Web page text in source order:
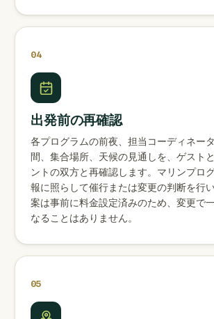
04
出発前の再確認
各プログラムの前夜、担当コーディネー
間、集合場所、天候の見通しを、ゲスト
ントの双方と再確認します。マリンプロ
報に照らして催行または変更の判断を行
案は事前に料金設定済みのため、変更で
なることはありません。
05